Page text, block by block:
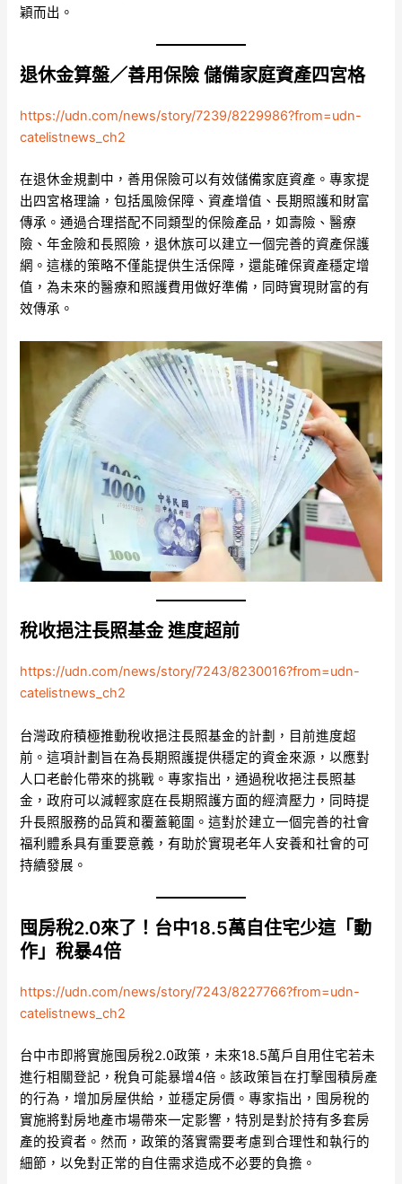
穎而出。
退休金算盤／善用保險 儲備家庭資產四宮格
https://udn.com/news/story/7239/8229986?from=udn-
catelistnews_ch2
在退休金規劃中，善用保險可以有效儲備家庭資產。專家提
出四宮格理論，包括風險保障、資產增值、長期照護和財富
傳承。通過合理搭配不同類型的保險產品，如壽險、醫療
險、年金險和長照險，退休族可以建立一個完善的資產保護
網。這樣的策略不僅能提供生活保障，還能確保資產穩定增
值，為未來的醫療和照護費用做好準備，同時實現財富的有
效傳承。
稅收挹注長照基金 進度超前
https://udn.com/news/story/7243/8230016?from=udn-
catelistnews_ch2
台灣政府積極推動稅收挹注長照基金的計劃，目前進度超
前。這項計劃旨在為長期照護提供穩定的資金來源，以應對
人口老齡化帶來的挑戰。專家指出，通過稅收挹注長照基
金，政府可以減輕家庭在長期照護方面的經濟壓力，同時提
升長照服務的品質和覆蓋範圍。這對於建立一個完善的社會
福利體系具有重要意義，有助於實現老年人安養和社會的可
持續發展。
囤房稅2.0來了！台中18.5萬自住宅少這「動
作」稅暴4倍
https://udn.com/news/story/7243/8227766?from=udn-
catelistnews_ch2
台中市即將實施囤房稅2.0政策，未來18.5萬戶自用住宅若未
進行相關登記，稅負可能暴增4倍。該政策旨在打擊囤積房產
的行為，增加房屋供給，並穩定房價。專家指出，囤房稅的
實施將對房地產市場帶來一定影響，特別是對於持有多套房
產的投資者。然而，政策的落實需要考慮到合理性和執行的
細節，以免對正常的自住需求造成不必要的負擔。